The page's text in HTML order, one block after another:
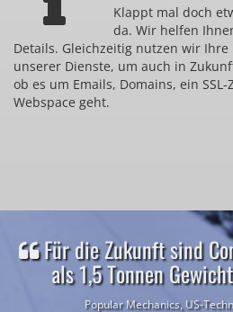
Klappt mal doch
da. Wir helfen
Details. Gleichzeitig nutzen wir Ihre
unserer Dienste, um auch in
ob es um Emails, Domains, ein
Webspace geht.
Für die Zukunft sind
als 1,5 Tonnen
Popular Mechanics, US-